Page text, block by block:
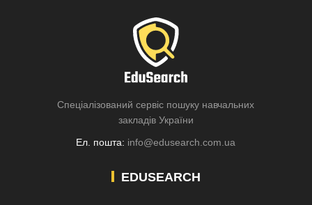
Спеціалізований сервіс пошуку навчальних
закладів України
Ел. пошта: info@edusearch.com.ua
EDUSEARCH